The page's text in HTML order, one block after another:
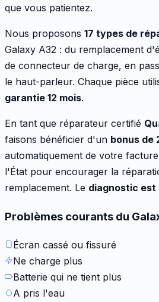
que vous patientez.
Nous proposons 17 types de
Galaxy A32 : du remplacement
de connecteur de charge, en
le haut-parleur. Chaque pièce
garantie 12 mois.
En tant que réparateur certifié
faisons bénéficier d'un bonus de
automatiquement de votre
l'État pour encourager la
remplacement. Le diagnostic
Problèmes courants du
Écran cassé ou fissuré
Ne charge plus
Batterie qui ne tient plus
A pris l'eau